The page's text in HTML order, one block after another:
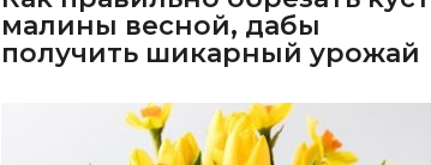
малины весной, дабы
получить шикарный урожай